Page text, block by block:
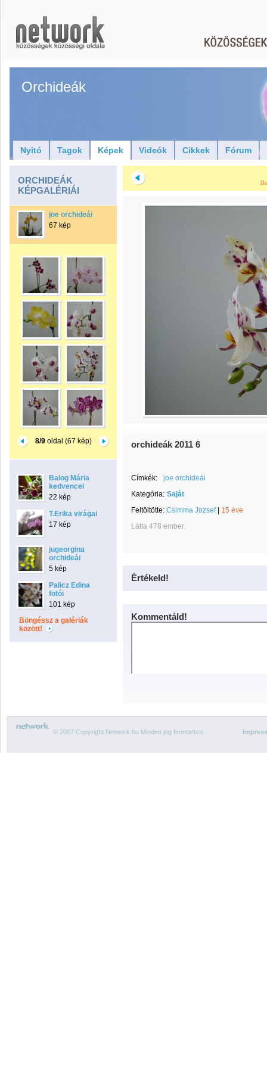
Orchideák
Nyitó Tagok Képek Videók Cikkek Fórum
ORCHIDEÁK
KÉPGALÉRIÁI
joe orchideái
67 kép
8/9oldal (67 kép)
Balog Mária
kedvencei
22 kép
T.Erika virágai
17 kép
jugeorgina
orchideái
5 kép
Palicz Edina
fotói
101 kép
Böngéssz a galériák
között!
orchideák 2011 6
Címkék:
joe orchideái
Kategória: Saját
Feltöltötte: Csimma Jozsef| 15 éve
Látta 478 ember.
Értékeld!
Kommentáld!
© 2007 Copyright Network.hu Minden jog fenntartva.